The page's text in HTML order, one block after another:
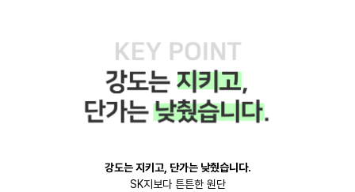
강도는 지키고, 단가는 낮췄습니다.
SK지보다 튼튼한 원단